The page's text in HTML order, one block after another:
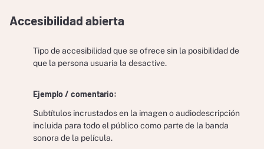
Accesibilidad abierta
Tipo de accesibilidad que se ofrece sin la posibilidad de
que la persona usuaria la desactive.
Ejemplo / comentario:
Subtítulos incrustados en la imagen o audiodescripción
incluida para todo el público como parte de la banda
sonora de la película.